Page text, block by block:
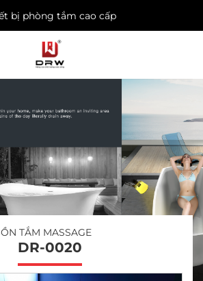
bị phòng tắm cao cấp
TẮM MASSAGE
DR-0020